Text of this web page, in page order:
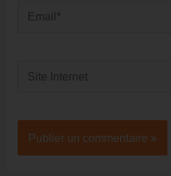
Email*
Site